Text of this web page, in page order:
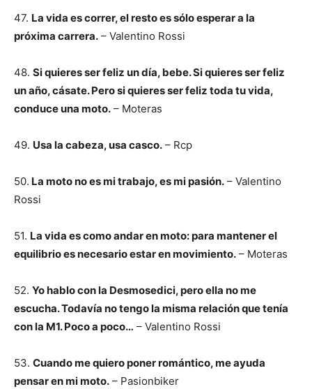
47. La vida es correr, el resto es sólo esperar a la
próxima carrera. – Valentino Rossi
48. Si quieres ser feliz un día, bebe. Si quieres ser feliz
un año, cásate. Pero si quieres ser feliz toda tu vida,
conduce una moto. – Moteras
49. Usa la cabeza, usa casco. – Rcp
50. La moto no es mi trabajo, es mi pasión. – Valentino
Rossi
51. La vida es como andar en moto: para mantener el
equilibrio es necesario estar en movimiento. – Moteras
52. Yo hablo con la Desmosedici, pero ella no me
escucha. Todavía no tengo la misma relación que tenía
con la M1. Poco a poco… – Valentino Rossi
53. Cuando me quiero poner romántico, me ayuda
pensar en mi moto. – Pasionbiker